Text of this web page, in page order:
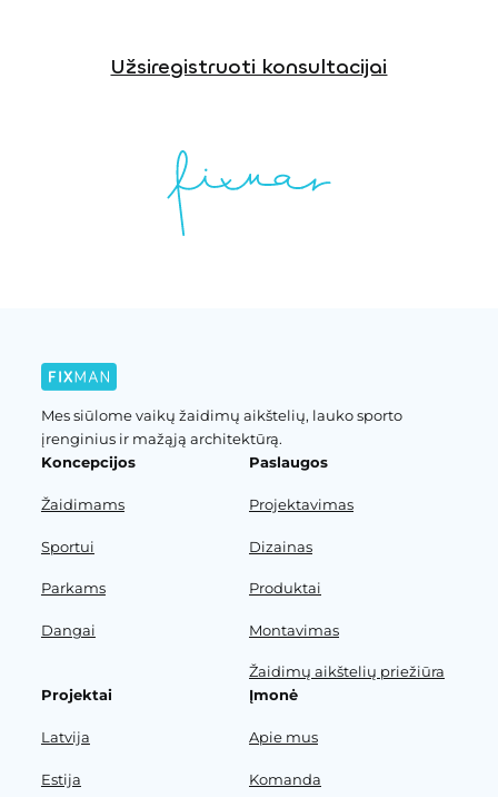
Užsiregistruoti konsultacijai
Mes siūlome vaikų žaidimų aikštelių, lauko sporto
įrenginius ir mažąją architektūrą.
Koncepcijos
Žaidimams
Sportui
Parkams
Dangai
Paslaugos
Projektavimas
Dizainas
Produktai
Montavimas
Žaidimų aikštelių priežiūra
Projektai
Latvija
Estija
Įmonė
Apie mus
Komanda